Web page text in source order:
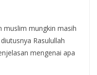
muslim mungkin masih
Rasulullah
mengenai apa